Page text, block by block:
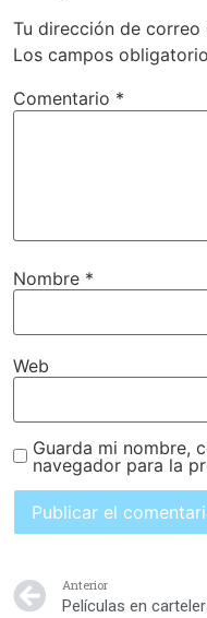
Tu dirección de
Los campos
Comentario *
Nombre *
Web
Guarda mi nombre,
navegador para la
Anterior
Películas en